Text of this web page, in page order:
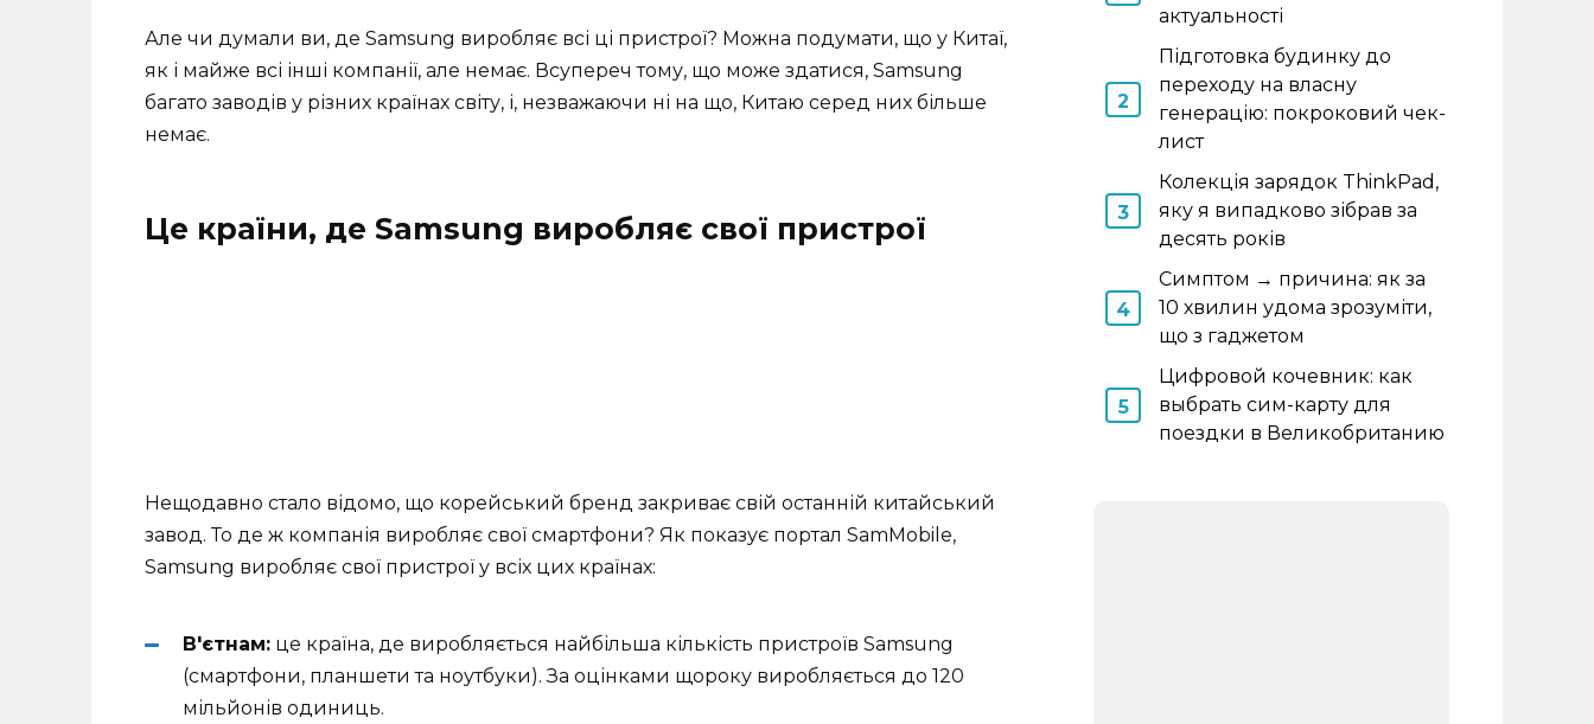
Але чи думали ви, де Samsung виробляє всі ці пристрої? Можна подумати, що у Китаї,
як і майже всі інші компанії, але немає. Всупереч тому, що може здатися, Samsung
багато заводів у різних країнах світу, і, незважаючи ні на що, Китаю серед них більше
немає.
Це країни, де Samsung виробляє свої пристрої
Нещодавно стало відомо, що корейський бренд закриває свій останній китайський
завод. То де ж компанія виробляє свої смартфони? Як показує портал SamMobile,
Samsung виробляє свої пристрої у всіх цих країнах:
В'єтнам: це країна, де виробляється найбільша кількість пристроїв Samsung
(смартфони, планшети та ноутбуки). За оцінками щороку виробляється до 120
мільйонів одиниць.
актуальності
Підготовка будинку до
переходу на власну
генерацію: покроковий чек-
лист
Колекція зарядок ThinkPad,
яку я випадково зібрав за
десять років
Симптом → причина: як за
10 хвилин удома зрозуміти,
що з гаджетом
Цифровой кочевник: как
выбрать сим-карту для
поездки в Великобританию